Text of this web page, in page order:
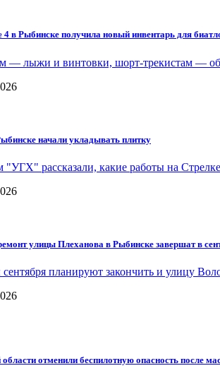
в Рыбинске получила новый инвентарь для
— лыжи и винтовки, шорт-трекистам —
начали укладывать плитку
рассказали, какие работы на
улицы Плеханова в Рыбинске завершат в
планируют закончить и улицу
отменили беспилотную опасность после